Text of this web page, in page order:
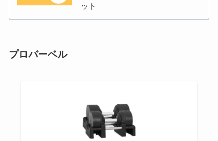
ット
プロバーベル